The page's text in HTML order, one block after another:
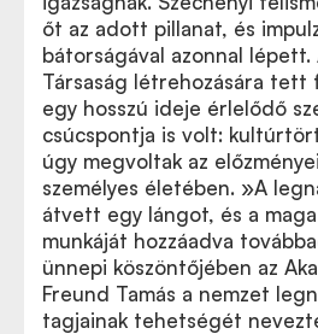
őt az adott pillanat, és
bátorságával azonnal lépett.
Társaság létrehozására tett
egy hosszú ideje érlelődő
csúcspontja is volt:
úgy megvoltak az
személyes életében. »A
átvett egy lángot, és a
munkáját hozzáadva
ünnepi köszöntőjében az
Freund Tamás a nemzet
tagjainak tehetségét